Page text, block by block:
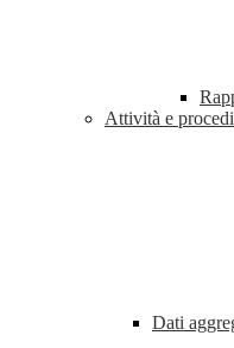
Attività e
Dati